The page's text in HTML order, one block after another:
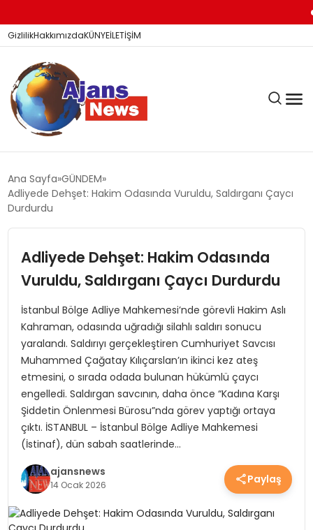
GizlilikHakkımızdaKÜNYEİLETİŞİM
KÖŞE YAZILARI
SİYASET
DÜNYA
YEREL HABERLER
EKONOMİ
EĞİTİM
GÜNDEM
Ana Sayfa GÜNDEM
Adliyede Dehşet: Hakim Odasında Vuruldu, Saldırganı Çaycı
Durdurdu
Adliyede Dehşet: Hakim Odasında
Vuruldu, Saldırganı Çaycı Durdurdu
İstanbul Bölge Adliye Mahkemesi’nde görevli Hakim Aslı
Kahraman, odasında uğradığı silahlı saldırı sonucu
yaralandı. Saldırıyı gerçekleştiren Cumhuriyet Savcısı
Muhammed Çağatay Kılıçarslan’ın ikinci kez ateş
etmesini, o sırada odada bulunan hükümlü çaycı
engelledi. Saldırgan savcının, daha önce “Kadına Karşı
Şiddetin Önlenmesi Bürosu”nda görev yaptığı ortaya
çıktı. İSTANBUL – İstanbul Bölge Adliye Mahkemesi
(İstinaf), dün sabah saatlerinde…
ajansnews
14 Ocak 2026 Paylaş